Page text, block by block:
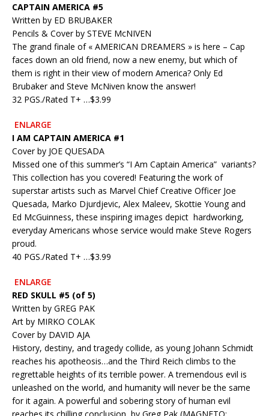
CAPTAIN AMERICA #5
Written by ED BRUBAKER
Pencils & Cover by STEVE McNIVEN
The grand finale of « AMERICAN DREAMERS » is here – Cap
faces down an old friend, now a new enemy, but which of
them is right in their view of modern America? Only Ed
Brubaker and Steve McNiven know the answer!
32 PGS./Rated T+ …$3.99
ENLARGE
I AM CAPTAIN AMERICA #1
Cover by JOE QUESADA
Missed one of this summer’s “I Am Captain America” variants?
This collection has you covered! Featuring the work of
superstar artists such as Marvel Chief Creative Officer Joe
Quesada, Marko Djurdjevic, Alex Maleev, Skottie Young and
Ed McGuinness, these inspiring images depict hardworking,
everyday Americans whose service would make Steve Rogers
proud.
40 PGS./Rated T+ …$3.99
ENLARGE
RED SKULL #5 (of 5)
Written by GREG PAK
Art by MIRKO COLAK
Cover by DAVID AJA
History, destiny, and tragedy collide, as young Johann Schmidt
reaches his apotheosis…and the Third Reich climbs to the
regrettable heights of its terrible power. A tremendous evil is
unleashed on the world, and humanity will never be the same
for it again. A powerful and sobering story of human evil